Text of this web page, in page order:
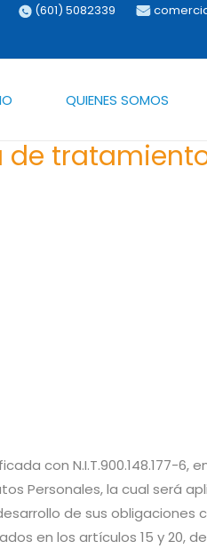
(601) 5082339
QUIENES SOMOS
de
con
Personales, la cual será
de sus
en los artículos 15 y 20,